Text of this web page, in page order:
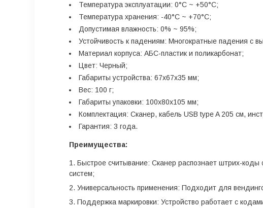
Температура эксплуатации: 0°C ~ +50°C;
Температура хранения: -40°C ~ +70°C;
Допустимая влажность: 0% ~ 95%;
Устойчивость к падениям: Многократные падения с
Материал корпуса: АБС-пластик и поликарбонат;
Цвет: Черный;
Габариты устройства: 67x67x35 мм;
Вес: 100 г;
Габариты упаковки: 100x80x105 мм;
Комплектация: Сканер, кабель USB type A 205 см,
Гарантия: 3 года.
Преимущества:
Быстрое считывание: Сканер распознает штрих-коды
систем;
Универсальность применения: Подходит для
Поддержка маркировки: Устройство работает с